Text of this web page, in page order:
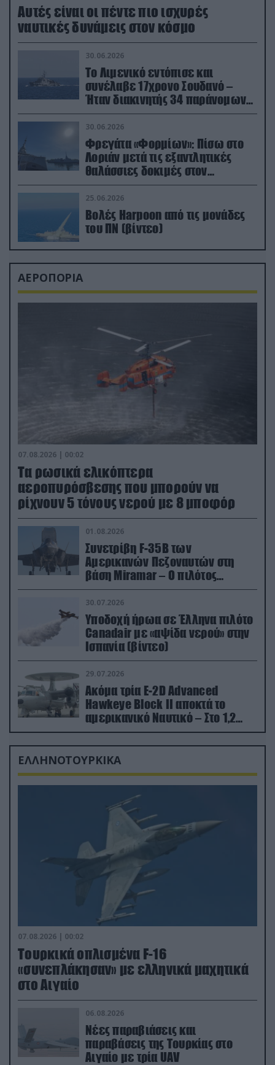
Aυτές είναι οι πέντε πιο ισχυρές
ναυτικές δυνάμεις στον κόσμο
30.06.2026
Το Λιμενικό εντόπισε και
συνέλαβε 17χρονο Σουδανό –
Ήταν διακινητής 34 παράνομων
μεταναστών
30.06.2026
Φρεγάτα «Φορμίων»: Πίσω στο
Λοριάν μετά τις εξαντλητικές
θαλάσσιες δοκιμές στον
απαιτητικό Βισκαϊκό
25.06.2026
Βολές Harpoon από τις μονάδες
του ΠΝ (βίντεο)
ΑΕΡΟΠΟΡΙΑ
07.08.2026 | 00:02
Τα ρωσικά ελικόπτερα
αεροπυρόσβεσης που μπορούν να
ρίχνουν 5 τόνους νερού με 8 μποφόρ
01.08.2026
Συνετρίβη F-35B των
Αμερικανών Πεζοναυτών στη
βάση Miramar – Ο πιλότος
εκτινάχθηκε εγκαίρως
30.07.2026
Υποδοχή ήρωα σε Έλληνα πιλότο
Canadair με «αψίδα νερού» στην
Ισπανία (βίντεο)
29.07.2026
Ακόμα τρία E-2D Advanced
Hawkeye Block II αποκτά το
αμερικανικό Ναυτικό – Στο 1,2
δισ.δολάρια το κόστος
ΕΛΛΗΝΟΤΟΥΡΚΙΚΑ
07.08.2026 | 00:02
Τουρκικά οπλισμένα F-16
«συνεπλάκησαν» με ελληνικά μαχητικά
στο Αιγαίο
06.08.2026
Νέες παραβιάσεις και
παραβάσεις της Τουρκίας στο
Αιγαίο με τρία UAV